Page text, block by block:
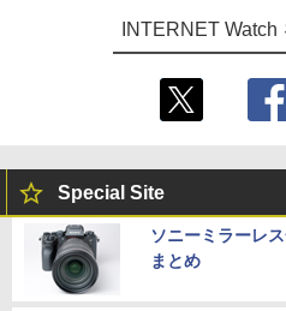
INTERNET Watch
Special Site
ソニーミラーレ
まとめ